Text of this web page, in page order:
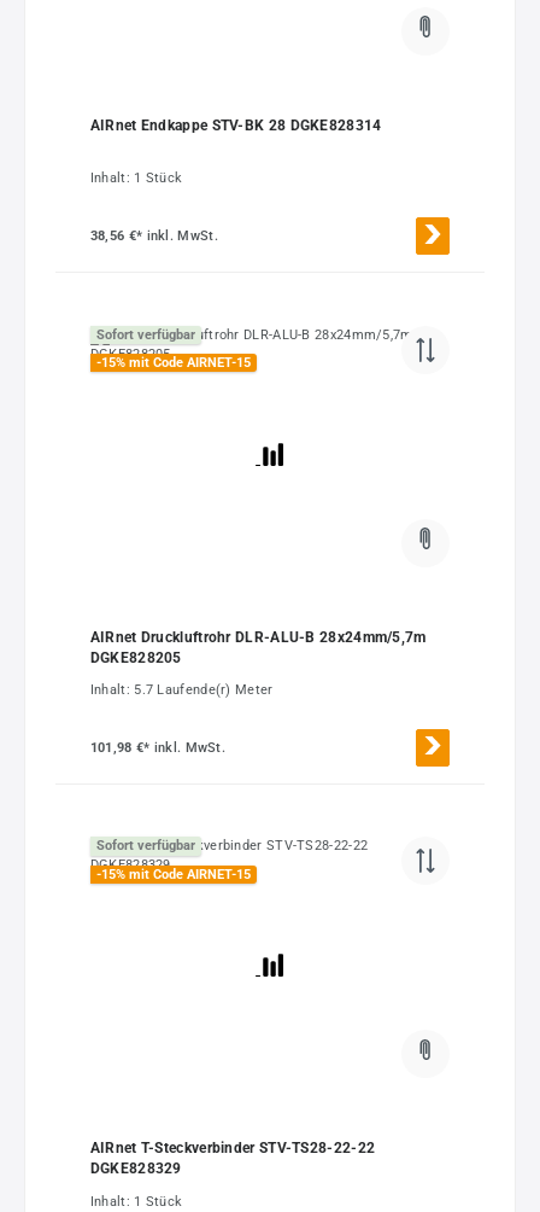
AIRnet Endkappe STV-BK 28 DGKE828314
Inhalt: 1 Stück
38,56 €* inkl. MwSt.
Sofort verfügbar
-15% mit Code AIRNET-15
AIRnet Druckluftrohr DLR-ALU-B 28x24mm/5,7m
DGKE828205
Inhalt: 5.7 Laufende(r) Meter
101,98 €* inkl. MwSt.
Sofort verfügbar
-15% mit Code AIRNET-15
AIRnet T-Steckverbinder STV-TS28-22-22
DGKE828329
Inhalt: 1 Stück